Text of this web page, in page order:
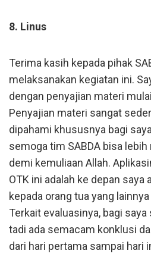
8. Linus
Terima kasih kepada pihak
melaksanakan kegiatan ini.
dengan penyajian materi
Penyajian materi sangat
dipahami khususnya bagi
semoga tim SABDA bisa
demi kemuliaan Allah.
OTK ini adalah ke depan saya
kepada orang tua yang
Terkait evaluasinya, bagi
tadi ada semacam konklusi
dari hari pertama sampai hari